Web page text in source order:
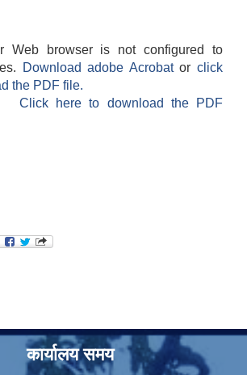
Web browser is not configured to
Download adobe Acrobatorclick
the PDF file.
Click here to download the PDF
कार्यालय समय